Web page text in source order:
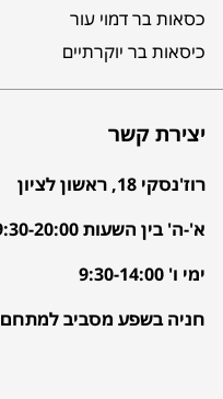
כסאות בר דמוי עור
כיסאות בר יוקרתיים
יצירת קשר
רוז'נסקי 18, ראשון לציון
א'-ה' בין השעות 9:30-20:00
ימי ו' 9:30-14:00
חניה בשפע מסביב למתחם